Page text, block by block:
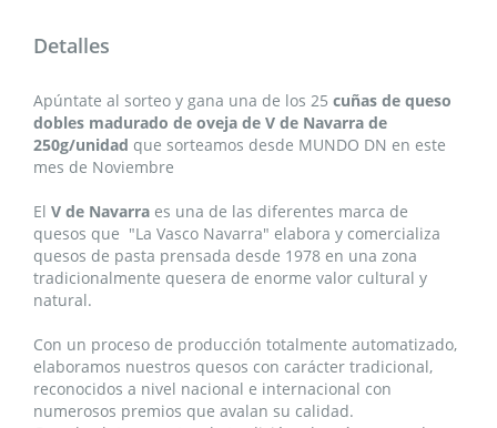
Detalles
Apúntate al sorteo y gana una de los 25 cuñas de queso
dobles madurado de oveja de V de Navarra de
250g/unidad que sorteamos desde MUNDO DN en este
mes de Noviembre
El V de Navarra es una de las diferentes marca de
quesos que "La Vasco Navarra" elabora y comercializa
quesos de pasta prensada desde 1978 en una zona
tradicionalmente quesera de enorme valor cultural y
natural.
Con un proceso de producción totalmente automatizado,
elaboramos nuestros quesos con carácter tradicional,
reconocidos a nivel nacional e internacional con
numerosos premios que avalan su calidad.